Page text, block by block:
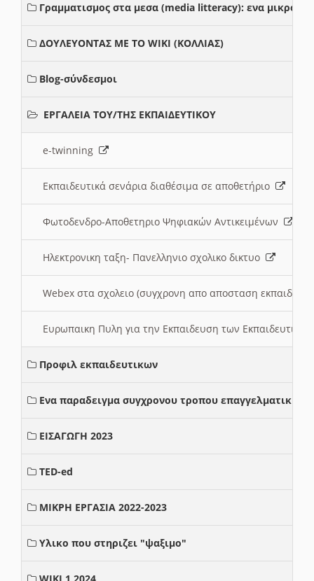
Γραμματισμος στα μεσα (media litteracy): ενα μικρο
ΔΟΥΛΕΥΟΝΤΑΣ ΜΕ ΤΟ WIKI (ΚΟΛΛΙΑΣ)
Blog-σύνδεσμοι
ΕΡΓΑΛΕΙΑ ΤΟΥ/ΤΗΣ ΕΚΠΑΙΔΕΥΤΙΚΟΥ
e-twinning
Εκπαιδευτικά σενάρια διαθέσιμα σε αποθετήριο
Φωτοδενδρο-Αποθετηριο Ψηφιακών Αντικειμένων
Ηλεκτρονικη ταξη- Πανελληνιο σχολικο δικτυο
Webex στα σχολειο (συγχρονη απο αποσταση
Ευρωπαικη Πυλη για την Εκπαιδευση των
Προφιλ εκπαιδευτικων
Ενα παραδειγμα συγχρονου τροπου επαγγελματικης
ΕΙΣΑΓΩΓΗ 2023
TED-ed
ΜΙΚΡΗ ΕΡΓΑΣΙΑ 2022-2023
Υλικο που στηριζει "ψαξιμο"